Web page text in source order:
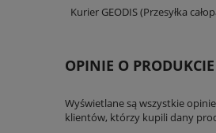
Kurier GEODIS(Przesyłka
OPINIE O
Wyświetlane są wszystkie
klientów, którzy kupili dany